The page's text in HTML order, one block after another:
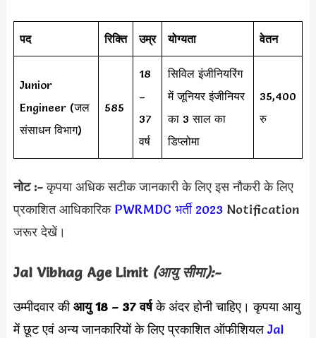
पद रिक्ति उम्र योग्यता वेतन
Junior
Engineer (जल
संसाधन विभाग)
585
18
–
37
वर्ष
सिविल इंजीनियरिंग
में जूनियर इंजीनियर
का 3 साल का
डिप्लोमा
35,400
रु
नोट :-कृपया अधिक सटीक जानकारी के लिए इस नौकरी के लिए
प्रकाशित आधिकारिक PWRMDC भर्ती 2023Notification
जरूर देखें।
Jal Vibhag Age Limit (आयु सीमा):-
उम्मीदवार कीआयु 18 – 37 वर्षके अंदर होनी चाहिए। कृपया आयु
में छूट एवं अन्य जानकारियों के लिए प्रकाशित ऑफीशियल Jal